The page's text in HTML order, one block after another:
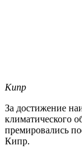
Кипр
За достижение
климатического
премировались
Кипр.